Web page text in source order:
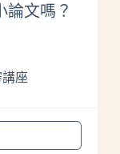
論文嗎？
座